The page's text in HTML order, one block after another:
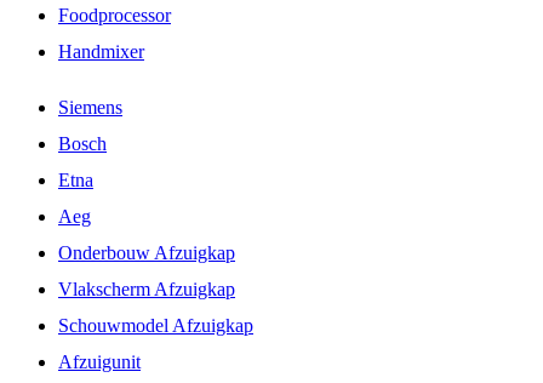
Foodprocessor
Handmixer
Siemens
Bosch
Etna
Aeg
Onderbouw Afzuigkap
Vlakscherm Afzuigkap
Schouwmodel Afzuigkap
Afzuigunit